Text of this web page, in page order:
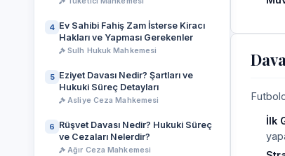
4 Ev Sahibi Fahiş Zam İsterse Kiracı
Hakları ve Yapması Gerekenler
Sulh Hukuk Mahkemesi
5 Eziyet Davası Nedir? Şartları ve
Hukuki Süreç Detayları
Asliye Ceza Mahkemesi
6 Rüşvet Davası Nedir? Hukuki Süreç
ve Cezaları Nelerdir?
Ağır Ceza Mahkemesi
İlk